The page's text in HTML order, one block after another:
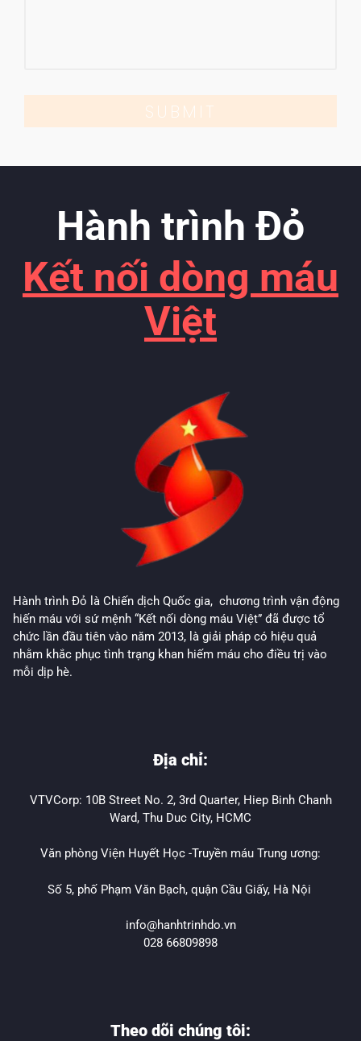
SUBMIT
Hành trình Đỏ
Kết nối dòng máu
Việt
Hành trình Đỏ là Chiến dịch Quốc gia, chương trình vận động
hiến máu với sứ mệnh “Kết nối dòng máu Việt” đã được tổ
chức lần đầu tiên vào năm 2013, là giải pháp có hiệu quả
nhằm khắc phục tình trạng khan hiếm máu cho điều trị vào
mỗi dịp hè.
Địa chỉ:
VTVCorp: 10B Street No. 2, 3rd Quarter, Hiep Binh Chanh
Ward, Thu Duc City, HCMC
Văn phòng Viện Huyết Học -Truyền máu Trung ương:
Số 5, phố Phạm Văn Bạch, quận Cầu Giấy, Hà Nội
info@hanhtrinhdo.vn
028 66809898
Theo dõi chúng tôi: